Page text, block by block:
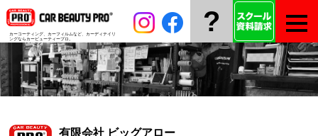
カーコーティング、カーフィルムなど、 カーディテイリ
ングならカービューティープロ。
?
有限会社 ビッグアロー